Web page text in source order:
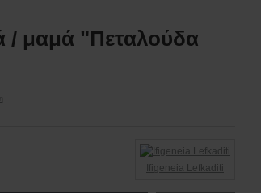
/ μαμά "Πεταλούδα
Ifigeneia Lefkaditi